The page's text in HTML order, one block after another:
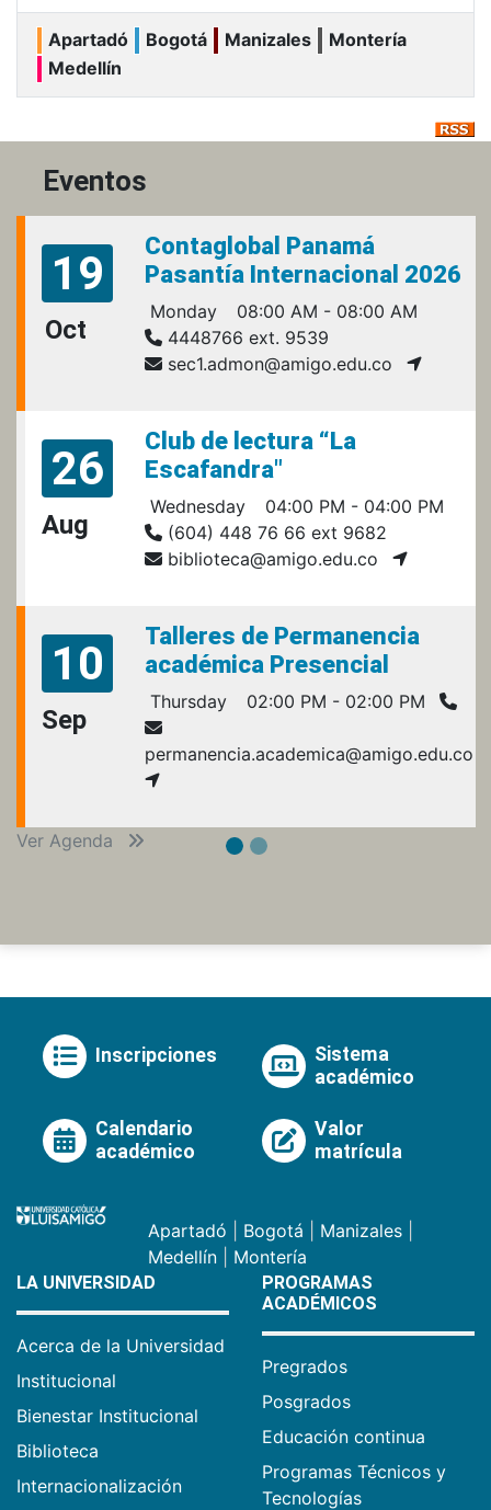
Apartadó Bogotá Manizales
Montería
Medellín
Eventos
19
Oct
Contaglobal Panamá
Pasantía Internacional 2026
Monday
08:00 AM - 08:00 AM
4448766 ext. 9539
sec1.admon@amigo.edu.co
26
Aug
Club de lectura “La
Escafandra"
Wednesday
04:00 PM - 04:00 PM
(604) 448 76 66 ext 9682
biblioteca@amigo.edu.co
10
Sep
Talleres de Permanencia
académica Presencial
Thursday 02:00 PM - 02:00 PM
permanencia.academica@amigo.edu.co
Ver Agenda
Inscripciones
Sistema
académico
Calendario
académico
Valor
matrícula
Apartadó Bogotá Manizales
Medellín
Montería
LA UNIVERSIDAD
Acerca de la Universidad
Institucional
Bienestar Institucional
Biblioteca
Internacionalización
PROGRAMAS
ACADÉMICOS
Pregrados
Posgrados
Educación continua
Programas Técnicos y
Tecnologías